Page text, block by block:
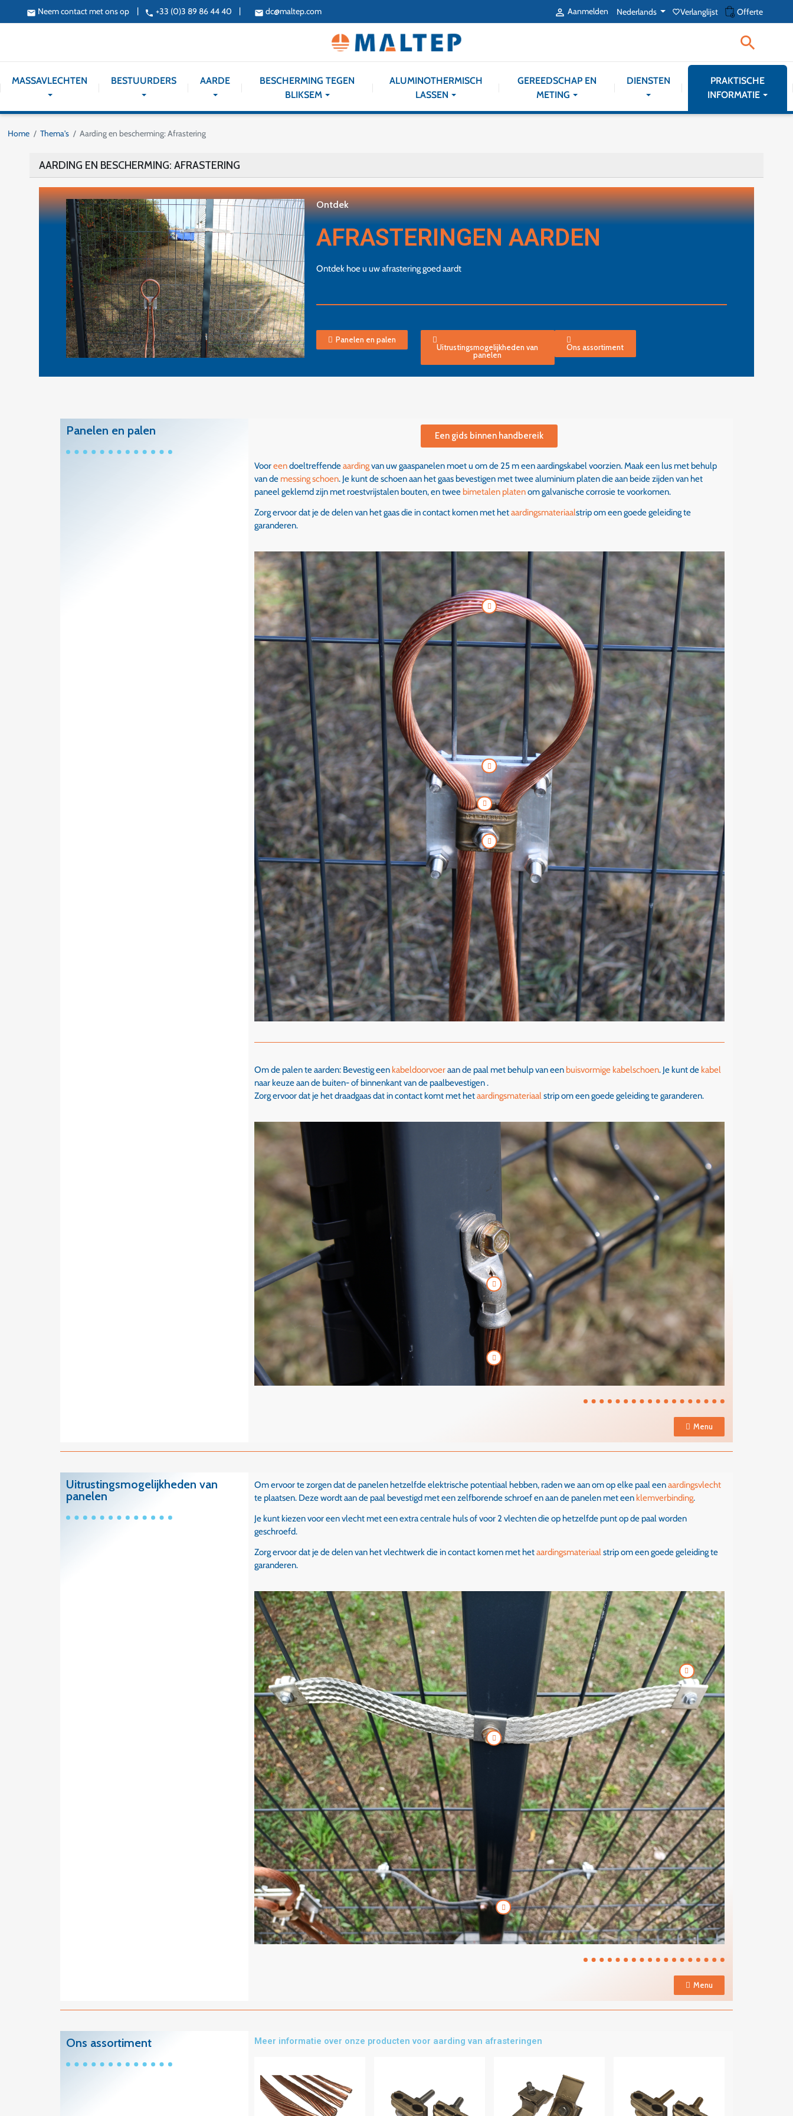
email Neem contact met ons op | phone +33 (0)3 89 86 44 40 | email dc@maltep.com  Aanmelden Nederlands favorite_borderVerlanglijst shopping_cart Offerte

MASSAVLECHTEN BESTUURDERS AARDE
BESCHERMING TEGEN
BLIKSEM
ALUMINOTHERMISCH
LASSEN
GEREEDSCHAP EN
METING
DIENSTEN
PRAKTISCHE
INFORMATIE
Home Thema's Aarding en bescherming: Afrastering
AARDING EN BESCHERMING: AFRASTERING
Ontdek
AFRASTERINGEN AARDEN
Ontdek hoe u uw afrastering goed aardt
Panelen en palen
Uitrustingsmogelijkheden van
panelen
Ons assortiment
Panelen en palen Een gids binnen handbereik
Vooreendoeltreffendeaardingvan uw gaaspanelen moet u om de 25 m een aardingskabel voorzien. Maak een lus met behulp
van de messing schoen. Je kunt de schoen aan het gaas bevestigen met twee aluminium platen die aan beide zijden van het
paneel geklemd zijn met roestvrijstalen bouten, en twee bimetalen platenom galvanische corrosie te voorkomen.
Zorg ervoor dat je de delen van het gaas die in contact komen met hetaardingsmateriaalstripom een goede geleiding te
garanderen.
Om de palen te aarden: Bevestig een kabeldoorvoeraan de paal met behulp van een buisvormige kabelschoen. Je kunt de kabel
naar keuze aan de buiten- of binnenkant van de paalbevestigen.
Zorg ervoor dat je het draadgaas dat in contact komt met hetaardingsmateriaalstrip om een goede geleiding te garanderen.
Menu
Uitrustingsmogelijkheden van
panelen
Om ervoor te zorgen dat de panelen hetzelfde elektrische potentiaal hebben, raden we aan om op elke paal eenaardingsvlecht
te plaatsen. Deze wordt aan de paal bevestigd met een zelfborende schroef en aan de panelen met een klemverbinding.
Je kunt kiezen voor een vlecht met een extra centrale huls of voor 2 vlechten die op hetzelfde punt op de paal worden
geschroefd.
Zorg ervoor dat je de delen van het vlechtwerk die in contact komen met hetaardingsmateriaalstrip om een goede geleiding te
garanderen.
Menu
Ons assortiment Meer informatie over onze producten voor aarding van afrasteringen